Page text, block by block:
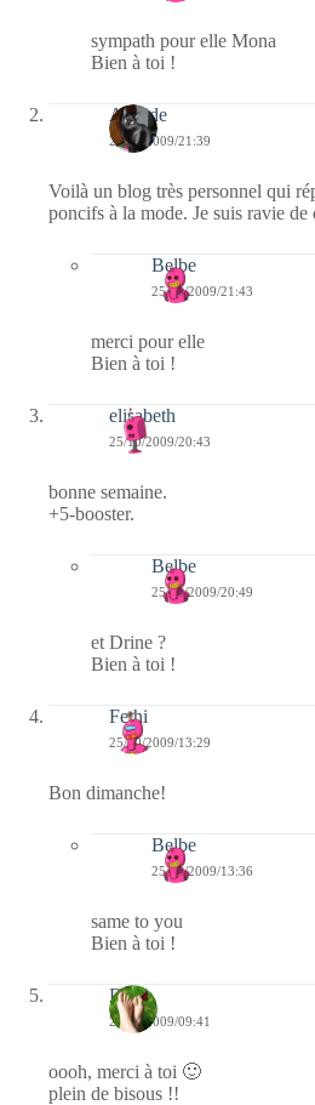
sympath pour elle Mona
Bien à toi !
Armide
25/10/2009/21:39
Voilà un blog très personnel qui
poncifs à la mode. Je suis ravie de
Belbe
25/10/2009/21:43
merci pour elle
Bien à toi !
elisabeth
25/10/2009/20:43
bonne semaine.
+5-booster.
Belbe
25/10/2009/20:49
et Drine ?
Bien à toi !
Fethi
25/10/2009/13:29
Bon dimanche!
Belbe
25/10/2009/13:36
same to you
Bien à toi !
Drine
25/10/2009/09:41
oooh, merci à toi 🙂
plein de bisous !!